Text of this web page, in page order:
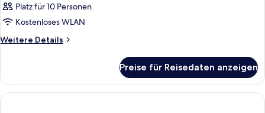
Platz für 10 Personen
Kostenloses WLAN
Weitere Details
Weitere
Preise für Reisedaten anzeigen